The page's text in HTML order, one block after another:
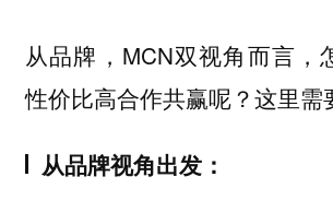
从品牌，MCN双视角而言，
性价比高合作共赢呢？这里需
从品牌视角出发：